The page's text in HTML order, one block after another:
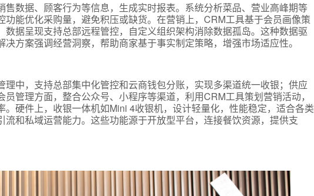
数据、顾客行为等信息，生成实时报表。系统分析菜品、营业高峰期等
能优化采购量，避免积压或缺货。在营销上，CRM工具基于会员画像策
据呈现支持总部远程管控，自定义组织架构消除数据孤岛。这种数据驱
方案强调经营洞察，帮助商家基于事实制定策略，增强市场适应性。
中，支持总部集中化管控和云商钱包分账，实现多渠道统一收银；供应
管理方面，整合公众号、小程序等渠道，利用CRM工具策划营销活动，
硬件上，收银一体机如Mini 4收银机，设计轻量化，性能稳定，适合各类
和私域运营能力。这些功能源于开放型平台，连接餐饮资源，提供支